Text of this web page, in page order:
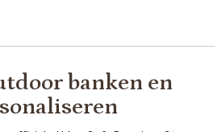
banken en